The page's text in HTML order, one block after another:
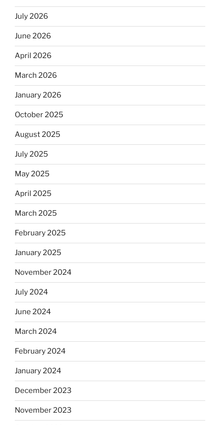
July 2026
June 2026
April 2026
March 2026
January 2026
October 2025
August 2025
July 2025
May 2025
April 2025
March 2025
February 2025
January 2025
November 2024
July 2024
June 2024
March 2024
February 2024
January 2024
December 2023
November 2023